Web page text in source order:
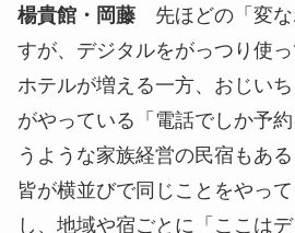
楊貴館・岡藤 先ほどの「変
すが、デジタルをがっつり使
ホテルが増える一方、おじい
がやっている「電話でしか予
うような家族経営の民宿もあ
皆が横並びで同じことをやっ
し、地域や宿ごとに「ここは